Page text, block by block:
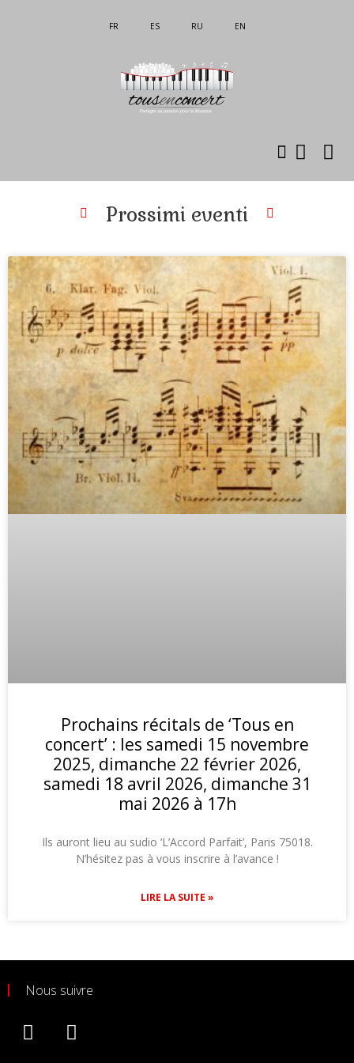
FR ES RU EN
Prossimi eventi
Prochains récitals de ‘Tous en
concert’ : les samedi 15 novembre
2025, dimanche 22 février 2026,
samedi 18 avril 2026, dimanche 31
mai 2026 à 17h
Ils auront lieu au sudio ‘L’Accord Parfait’, Paris 75018.
N’hésitez pas à vous inscrire à l’avance !
LIRE LA SUITE »
Nous suivre